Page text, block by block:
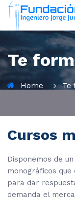
Te
Home Te
Cursos
Disponemos de
monográficos que
para dar
demanda el